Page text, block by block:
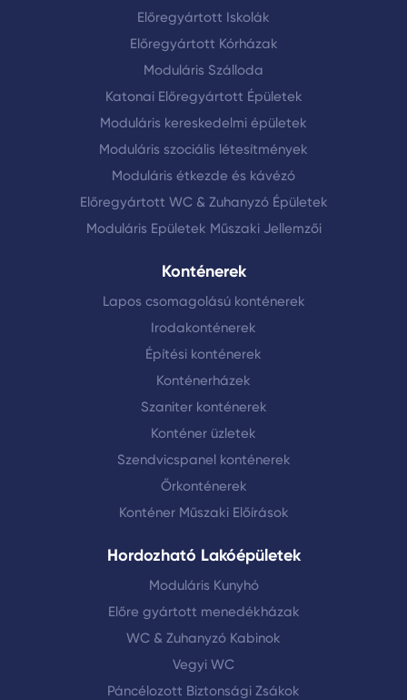
Előregyártott Iskolák
Előregyártott Kórházak
Moduláris Szálloda
Katonai Előregyártott Épületek
Moduláris kereskedelmi épületek
Moduláris szociális létesítmények
Moduláris étkezde és kávézó
Előregyártott WC & Zuhanyzó Épületek
Moduláris Epületek Műszaki Jellemzői
Konténerek
Lapos csomagolású konténerek
Irodakonténerek
Építési konténerek
Konténerházek
Szaniter konténerek
Konténer üzletek
Szendvicspanel konténerek
Őrkonténerek
Konténer Műszaki Előírások
Hordozható Lakóépületek
Moduláris Kunyhó
Előre gyártott menedékházak
WC & Zuhanyzó Kabinok
Vegyi WC
Páncélozott Biztonsági Zsákok